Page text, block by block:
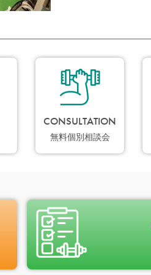
CONSULTATION
無料個別相談会